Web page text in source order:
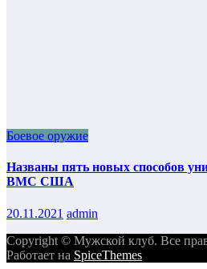
Боевое оружие
Названы пять новых способов
ВМС США
20.11.2021 admin
Copyright © Мужской клуб. Все
Работает на SpiceThemes